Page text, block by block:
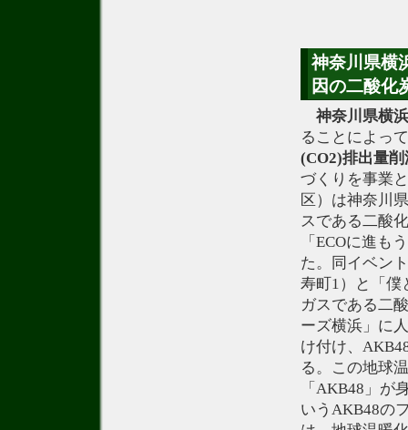
神奈川県横
因の二酸化
神奈川県横
ることによっ
(CO2)排出量
づくりを事業
区）は神奈川
スである二酸
「ECOに進も
た。同イベン
寿町1）と「僕
ガスである二
ーズ横浜」に
け付け、
る。この地球
「AKB48」が
いうAKB48の